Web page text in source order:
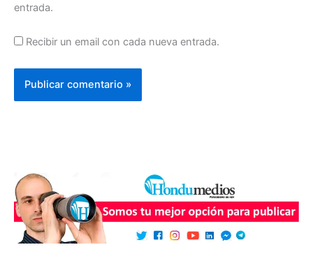
entrada.
Recibir un email con cada nueva entrada.